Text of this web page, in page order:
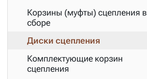
Корзины (муфты) сцепления в
сборе
Диски сцепления
Комплектующие корзин
сцепления